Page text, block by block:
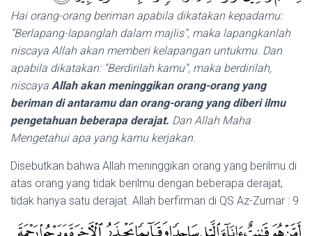
Hai orang-orang beriman apabila dikatakan kepadamu:
“Berlapang-lapanglah dalam majlis”, maka lapangkanlah
niscaya Allah akan memberi kelapangan untukmu. Dan
apabila dikatakan: “Berdirilah kamu”, maka berdirilah,
niscaya Allah akan meninggikan orang-orang yang
beriman di antaramu dan orang-orang yang diberi ilmu
pengetahuan beberapa derajat. Dan Allah Maha
Mengetahui apa yang kamu kerjakan.
Disebutkan bahwa Allah meninggikan orang yang berilmu di
atas orang yang tidak berilmu dengan beberapa derajat,
tidak hanya satu derajat. Allah berfirman di QS Az-Zumar : 9